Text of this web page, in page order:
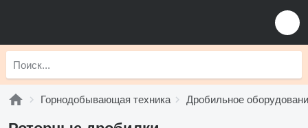
Горнодобывающая техника Дробильное